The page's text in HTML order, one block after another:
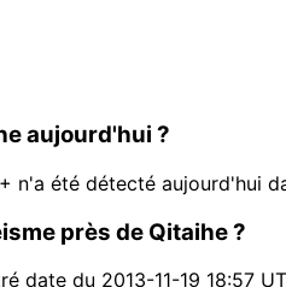
aujourd'hui ?
n'a été détecté aujourd'hui
près de Qitaihe ?
date du 2013-11-19 18:57